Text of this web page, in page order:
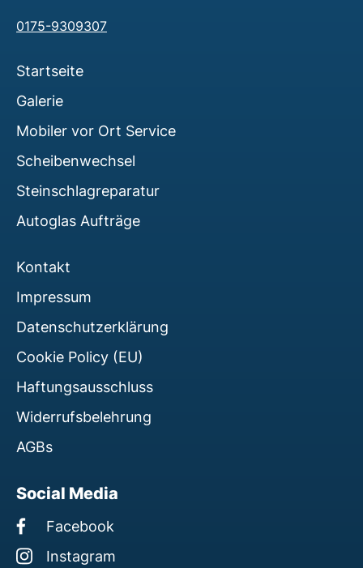
0175-9309307
Startseite
Galerie
Mobiler vor Ort Service
Scheibenwechsel
Steinschlagreparatur
Autoglas Aufträge
Kontakt
Impressum
Datenschutzerklärung
Cookie Policy (EU)
Haftungsausschluss
Widerrufsbelehrung
AGBs
Social Media
Facebook
Instagram